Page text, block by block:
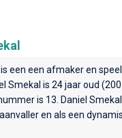
is een een afmaker en
Smekal is 24 jaar oud
is 13. Daniel
en als een